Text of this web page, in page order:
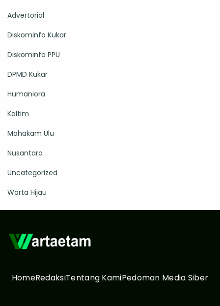
Advertorial
Diskominfo Kukar
Diskominfo PPU
DPMD Kukar
Humaniora
Kaltim
Mahakam Ulu
Nusantara
Uncategorized
Warta Hijau
HomeRedaksiTentang KamiPedoman Media Siber